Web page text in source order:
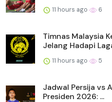
11 hours ago 6
Timnas Malaysia
Jelang Hadapi
11 hours ago 5
Jadwal Persija vs
Presiden 2026: ...